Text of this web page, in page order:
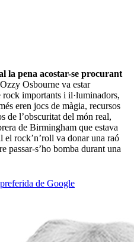
la pena acostar-se procurant
Ozzy Osbourne va estar
importants i il·luminadors,
eren jocs de màgia, recursos
de l’obscuritat del món real,
de Birmingham que estava
el rock’n’roll va donar una raó
passar-s’ho bomba durant una
de Google